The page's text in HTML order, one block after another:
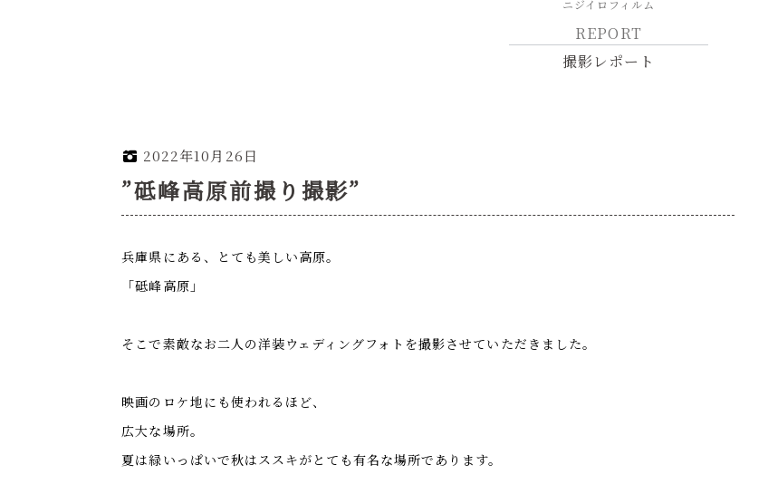
ニジイロフィルム
REPORT
撮影レポート
2022年10月26日
”砥峰高原前撮り撮影”
兵庫県にある、とても美しい高原。
「砥峰高原」
そこで素敵なお二人の洋装ウェディングフォトを撮影させていただきました。
映画のロケ地にも使われるほど、
広大な場所。
夏は緑いっぱいで秋はススキがとても有名な場所であります。